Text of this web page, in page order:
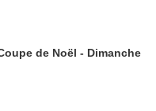
de Noël - Dimanche